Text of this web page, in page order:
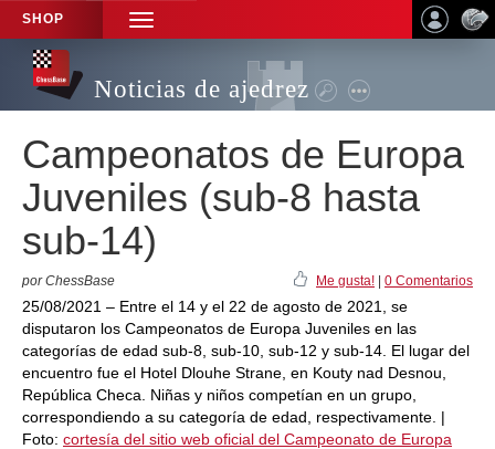
SHOP
TOGGLE
NAVIGATION
Noticias de ajedrez
Campeonatos de Europa
Juveniles (sub-8 hasta
sub-14)
por ChessBase Me gusta! 0 Comentarios
25/08/2021 – Entre el 14 y el 22 de agosto de 2021, se
disputaron los Campeonatos de Europa Juveniles en las
categorías de edad sub-8, sub-10, sub-12 y sub-14. El lugar del
encuentro fue el Hotel Dlouhe Strane, en Kouty nad Desnou,
República Checa. Niñas y niños competían en un grupo,
correspondiendo a su categoría de edad, respectivamente. |
Foto: cortesía del sitio web oficial del Campeonato de Europa